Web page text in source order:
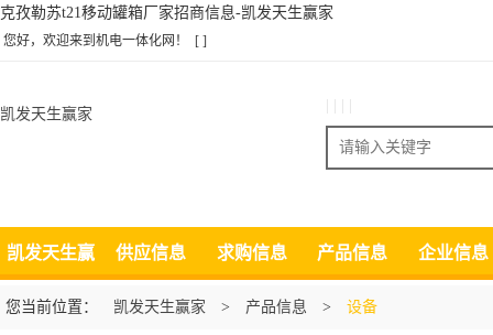
克孜勒苏t21移动罐箱厂家招商信息-凯发天生赢家
您好，欢迎来到机电一体化网！ [ ]
凯发天生赢家
搜索
凯发天生赢
家
供应信息 求购信息 产品信息 企业信息
您当前位置： 凯发天生赢家 > 产品信息 > 设备